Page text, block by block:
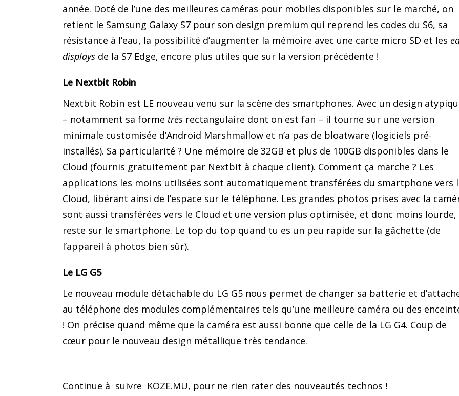
année. Doté de l’une des meilleures caméras pour mobiles disponibles sur le marché, on
retient le Samsung Galaxy S7 pour son design premium qui reprend les codes du S6, sa
résistance à l’eau, la possibilité d’augmenter la mémoire avec une carte micro SD et les
displays de la S7 Edge, encore plus utiles que sur la version précédente !
Le Nextbit Robin
Nextbit Robin est LE nouveau venu sur la scène des smartphones. Avec un design
– notamment sa forme très rectangulaire dont on est fan – il tourne sur une version
minimale customisée d’Android Marshmallow et n’a pas de bloatware (logiciels pré-
installés). Sa particularité ? Une mémoire de 32GB et plus de 100GB disponibles dans le
Cloud (fournis gratuitement par Nextbit à chaque client). Comment ça marche ? Les
applications les moins utilisées sont automatiquement transférées du smartphone vers
Cloud, libérant ainsi de l’espace sur le téléphone. Les grandes photos prises avec la
sont aussi transférées vers le Cloud et une version plus optimisée, et donc moins lourde,
reste sur le smartphone. Le top du top quand tu es un peu rapide sur la gâchette (de
l’appareil à photos bien sûr).
Le LG G5
Le nouveau module détachable du LG G5 nous permet de changer sa batterie et
au téléphone des modules complémentaires tels qu’une meilleure caméra ou des
! On précise quand même que la caméra est aussi bonne que celle de la LG G4. Coup de
cœur pour le nouveau design métallique très tendance.
Continue à suivre KOZE.MU, pour ne rien rater des nouveautés technos !